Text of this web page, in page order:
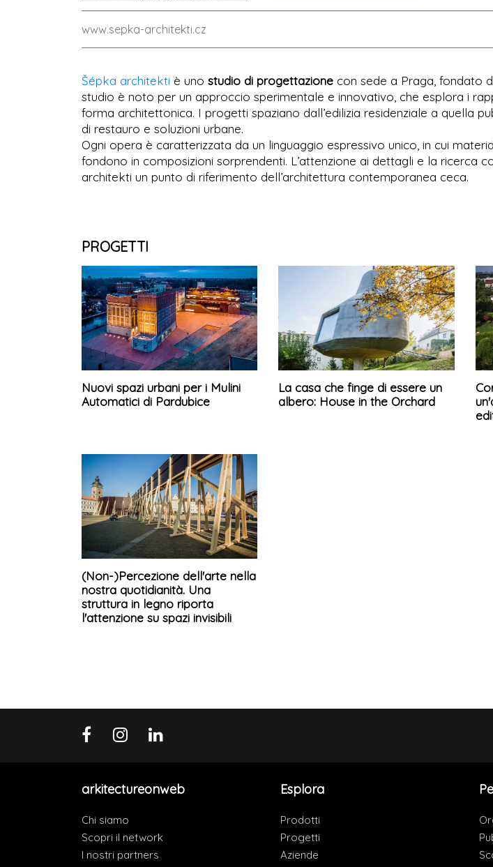
www.sepka-architekti.cz
Šépka architekti è uno studio di progettazione con sede a Praga, fondato
studio è noto per un approccio sperimentale e innovativo, che esplora i
forma architettonica. I progetti spaziano dall’edilizia residenziale a quella
di restauro e soluzioni urbane.
Ogni opera è caratterizzata da un linguaggio espressivo unico, in cui
fondono in composizioni sorprendenti. L’attenzione ai dettagli e la ricerca
architekti un punto di riferimento dell’architettura contemporanea ceca.
PROGETTI
Nuovi spazi urbani per i Mulini
Automatici di Pardubice
La casa che finge di essere un
albero: House in the Orchard
(Non-)Percezione dell'arte nella
nostra quotidianità. Una
struttura in legno riporta
l'attenzione su spazi invisibili
arkitectureonweb
Chi siamo
Scopri il network
I nostri partners
Esplora
Prodotti
Progetti
Aziende